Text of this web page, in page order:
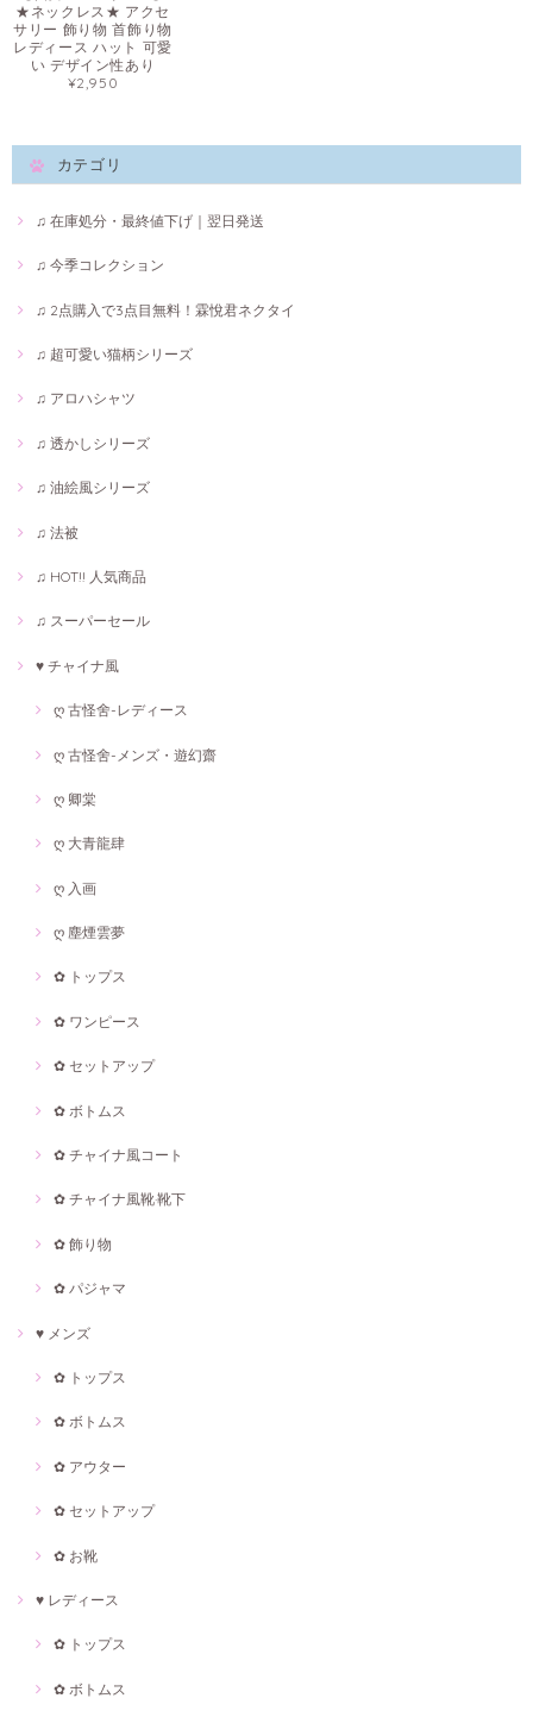
★ネックレス★ アクセ
サリー 飾り物 首飾り物
レディース ハット 可愛
い デザイン性あり
¥2,950
カテゴリ
♫ 在庫処分・最終値下げ｜翌日発送
♫ 今季コレクション
♫ 2点購入で3点目無料！霖悅君ネクタイ
♫ 超可愛い猫柄シリーズ
♫ アロハシャツ
♫ 透かしシリーズ
♫ 油絵風シリーズ
♫ 法被
♫ HOT!! 人気商品
♫ スーパーセール
♥ チャイナ風
ღ 古怪舍-レディース
ღ 古怪舍-メンズ・遊幻齋
ღ 卿棠
ღ 大青龍肆
ღ 入画
ღ 塵煙雲夢
✿ トップス
✿ ワンピース
✿ セットアップ
✿ ボトムス
✿ チャイナ風コート
✿ チャイナ風靴·靴下
✿ 飾り物
✿ パジャマ
♥ メンズ
✿ トップス
✿ ボトムス
✿ アウター
✿ セットアップ
✿ お靴
♥ レディース
✿ トップス
✿ ボトムス